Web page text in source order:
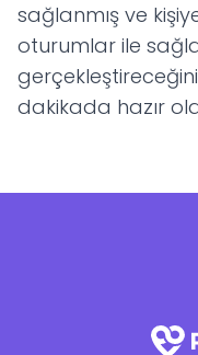
sağlanmış ve
oturumlar ile
dakikada hazır